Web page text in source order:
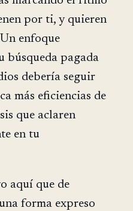
por ti, y quieren
enfoque
búsqueda pagada
debería seguir
más eficiencias de
que aclaren
en tu
aquí que de
forma expreso